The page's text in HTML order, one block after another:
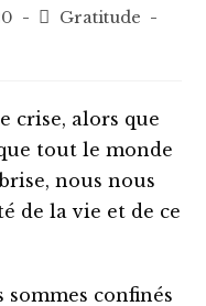
PostGratitude
crise, alors que
tout le monde
nous nous
de la vie et de ce
confinés